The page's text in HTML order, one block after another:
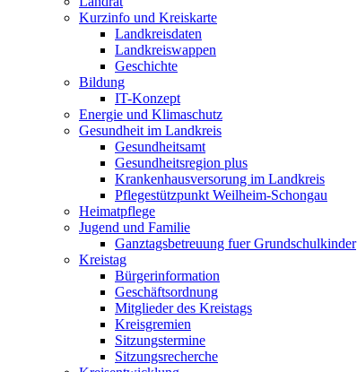
Kurzinfo und Kreiskarte
Landkreisdaten
Landkreiswappen
Geschichte
Bildung
IT-Konzept
Energie und Klimaschutz
Gesundheit im Landkreis
Gesundheitsamt
Gesundheitsregion plus
Krankenhausversorung im Landkreis
Pflegestützpunkt Weilheim-Schongau
Heimatpflege
Jugend und Familie
Ganztagsbetreuung fuer Grundschulkinder
Kreistag
Bürgerinformation
Geschäftsordnung
Mitglieder des Kreistags
Kreisgremien
Sitzungstermine
Sitzungsrecherche